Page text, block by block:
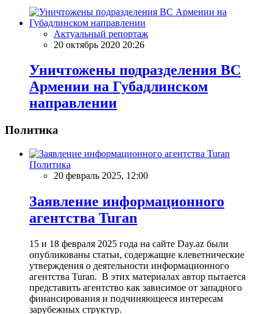
Актуальный репортаж
20 октябрь 2020 20:26
Уничтожены подразделения ВС
Армении на Губадлинском
направлении
Политика
Политика
20 февраль 2025, 12:00
Заявление информационного
агентства Turan
15 и 18 февраля 2025 года на сайте Day.az были
опубликованы статьи, содержащие клеветнические
утверждения о деятельности информационного
агентства Turan. В этих материалах автор пытается
представить агентство как зависимое от западного
финансирования и подчиняющееся интересам
зарубежных структур.